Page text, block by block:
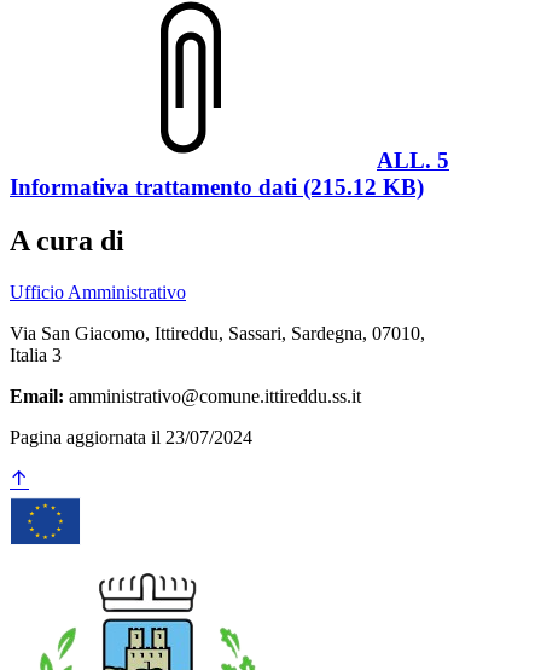
ALL. 5
Informativa trattamento dati (215.12 KB)
A cura di
Ufficio Amministrativo
Via San Giacomo, Ittireddu, Sassari, Sardegna, 07010,
Italia 3
Email: amministrativo@comune.ittireddu.ss.it
Pagina aggiornata il 23/07/2024